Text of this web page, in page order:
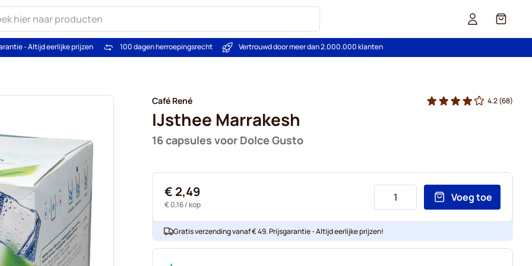
Cart
- Altijd eerlijke prijzen 100 dagen herroepingsrecht Vertrouwd door meer dan 2.000.000 klanten
Café René
IJsthee Marrakesh
16 capsules voor Dolce Gusto
4.2(68)
€ 2,49
€ 0,16/ kop
Voeg toe
Gratis verzending vanaf € 49. Prijsgarantie - Altijd eerlijke prijzen!